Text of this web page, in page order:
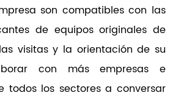
son compatibles con las
de equipos originales de
visitas y la orientación de su
con más empresas e
todos los sectores a conversar